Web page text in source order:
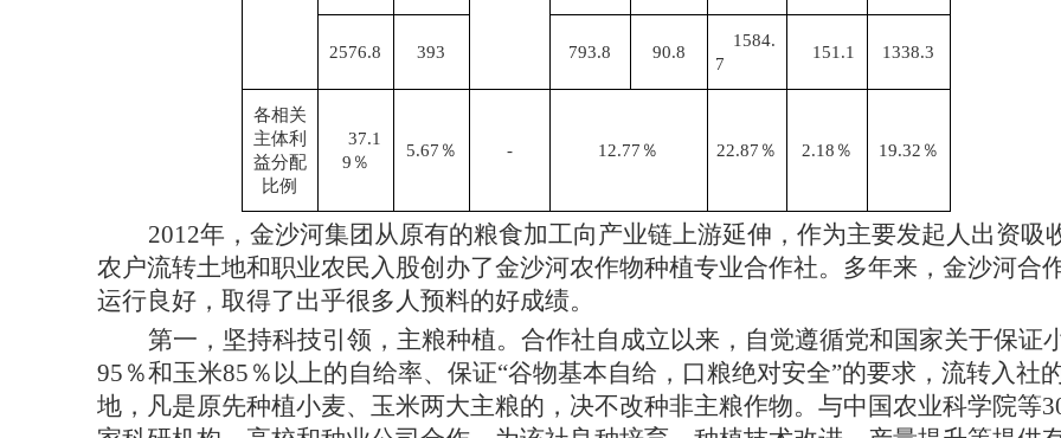
2576.8 393 793.8 90.8
1584.
7
151.1 1338.3
各相关
主体利
益分配
比例
37.1
9％
5.67％ - 12.77％ 22.87％ 2.18％ 19.32％
2012年，金沙河集团从原有的粮食加工向产业链上游延伸，作为主要发起人出资吸
农户流转土地和职业农民入股创办了金沙河农作物种植专业合作社。多年来，金沙河合
运行良好，取得了出乎很多人预料的好成绩。
第一，坚持科技引领，主粮种植。合作社自成立以来，自觉遵循党和国家关于保证
95％和玉米85％以上的自给率、保证“谷物基本自给，口粮绝对安全”的要求，流转入社
地，凡是原先种植小麦、玉米两大主粮的，决不改种非主粮作物。与中国农业科学院等